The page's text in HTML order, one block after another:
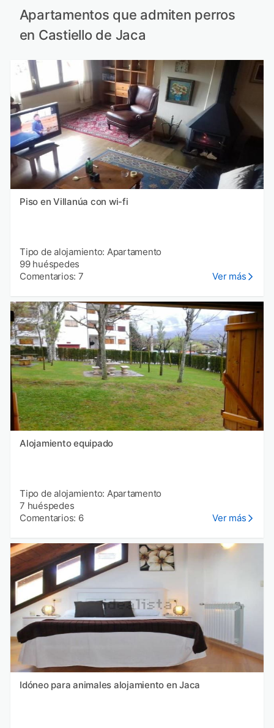
Apartamentos que admiten perros
en Castiello de Jaca
Piso en Villanúa con wi-fi
Tipo de alojamiento: Apartamento
99 huéspedes
Comentarios: 7
Ver más
Alojamiento equipado
Tipo de alojamiento: Apartamento
7 huéspedes
Comentarios: 6
Ver más
Idóneo para animales alojamiento en Jaca